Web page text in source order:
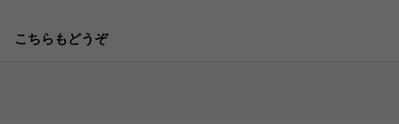
こちらもどうぞ